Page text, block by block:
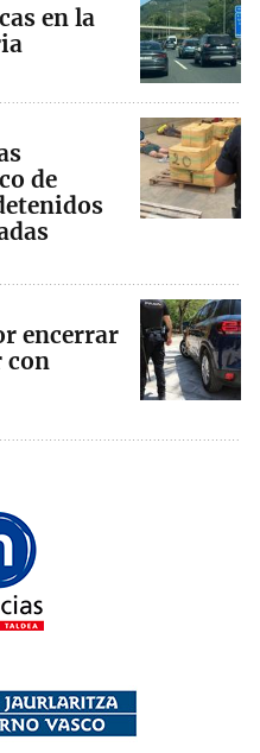
en la
de
encerrar
con